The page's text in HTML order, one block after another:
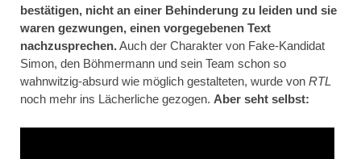
bestätigen, nicht an einer Behinderung zu leiden und sie
waren gezwungen, einen vorgegebenen Text
nachzusprechen.Auch der Charakter von Fake-Kandidat
Simon, den Böhmermann und sein Team schon so
wahnwitzig-absurd wie möglich gestalteten, wurde von RTL
noch mehr ins Lächerliche gezogen. Aber seht selbst: